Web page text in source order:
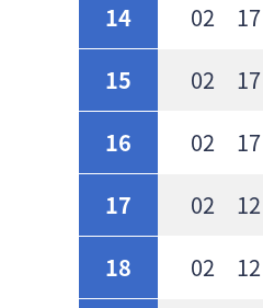
14
02
15
02
16
02
17
02
18
02